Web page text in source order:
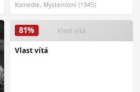
Komedie, Mysteriózní (1945)
81% Vlast vítá
Vlast vítá